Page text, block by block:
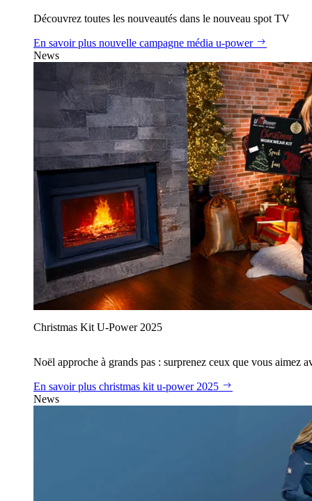
Découvrez toutes les nouveautés dans le nouveau spot TV
En savoir plus nouvelle campagne média u‑power
News
Christmas Kit U‑Power 2025
Noël approche à grands pas : surprenez ceux que vous aimez
En savoir plus christmas kit u‑power 2025
News